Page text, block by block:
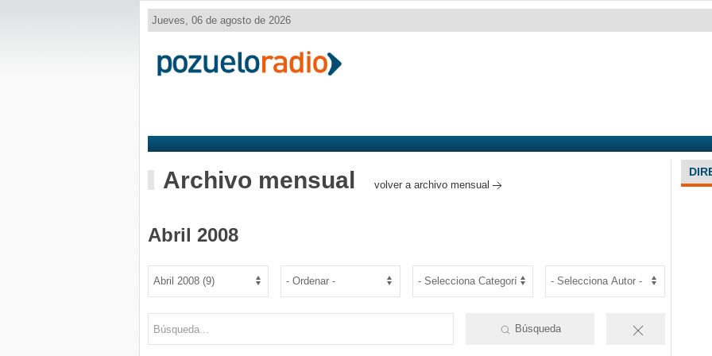
Jueves, 06 de agosto de 2026
Archivo mensual volver a archivo mensual
Abril 2008
Búsqueda